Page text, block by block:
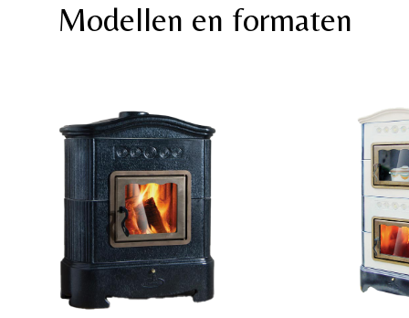
Modellen en formaten